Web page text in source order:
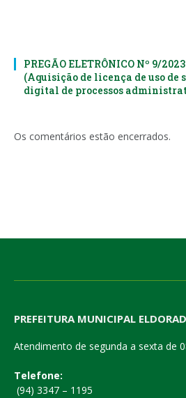
PREGÃO ELETRÔNICO Nº 9/
(Aquisição de licença de uso de
digital de processos
Os comentários estão encerrados.
PREFEITURA MUNICIPAL
Atendimento de segunda a sexta de
Telefone:
(94) 3347 – 1195